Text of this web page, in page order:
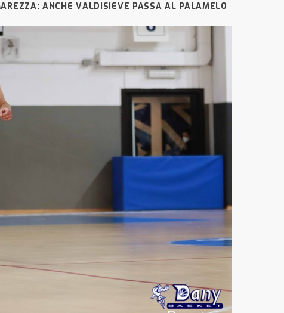
ANCHE VALDISIEVE PASSA AL PALAMELO